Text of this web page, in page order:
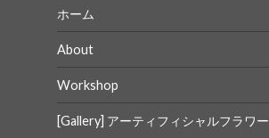
ホーム
About
Workshop
[Gallery] アーティフィシャルフラワー